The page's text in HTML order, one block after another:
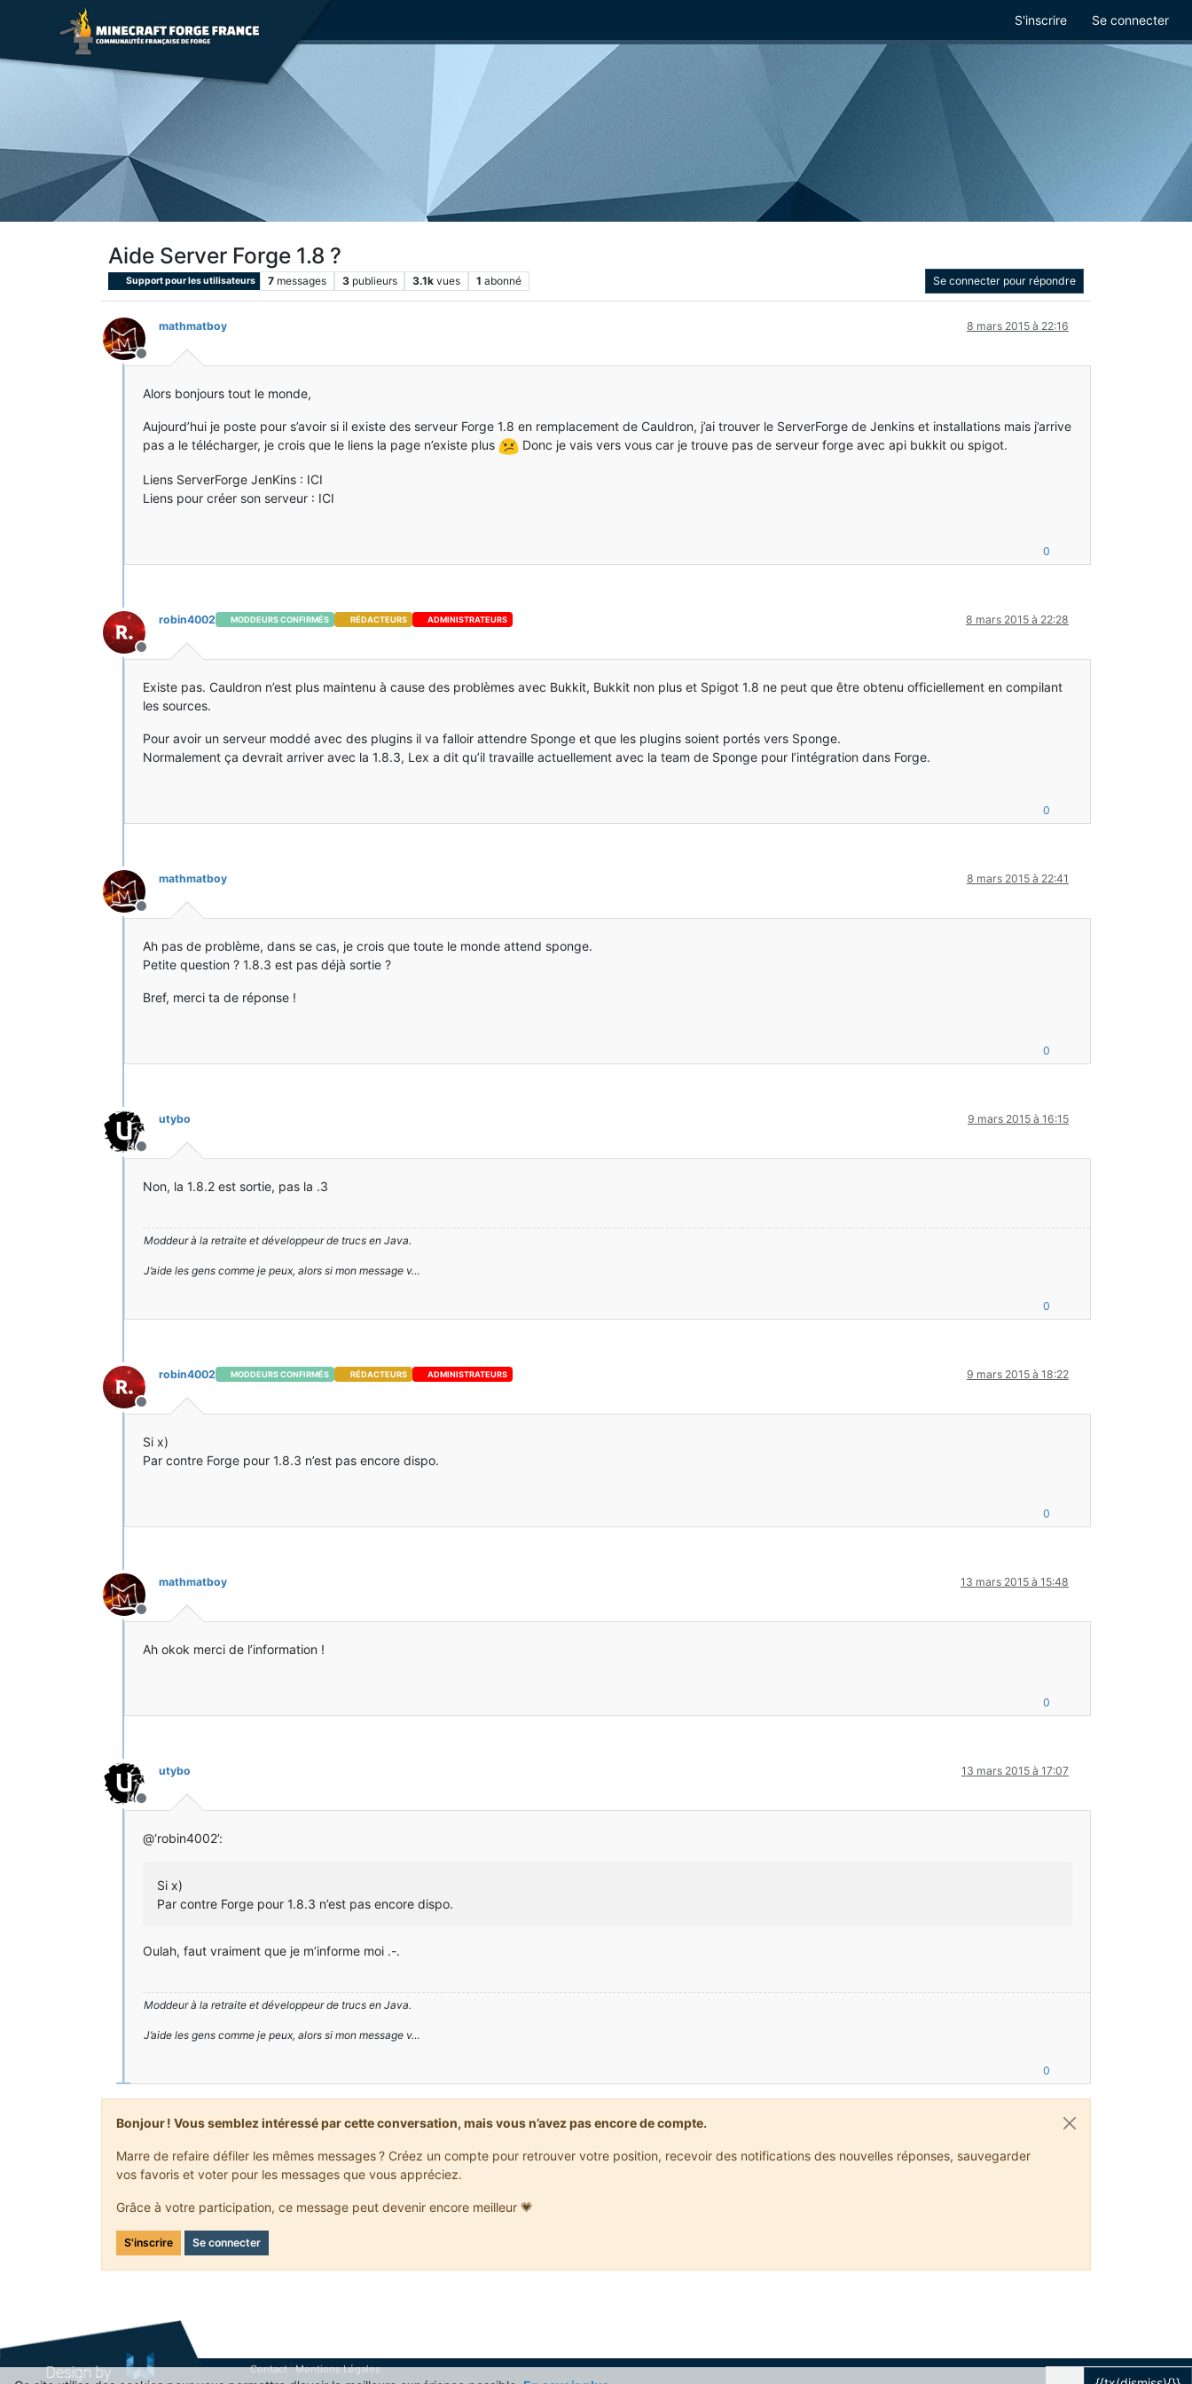
S'inscrire Se connecter
Aide Server Forge 1.8 ?
Support pour les utilisateurs 7 messages 3 publieurs 3.1k vues 1 abonné Se connecter pour répondre
Hors-ligne
mathmatboy 8 mars 2015 à 22:16
Alors bonjours tout le monde,
Aujourd’hui je poste pour s’avoir si il existe des serveur Forge 1.8 en remplacement de Cauldron, j’ai trouver le ServerForge de Jenkins et installations mais j’arrive
pas a le télécharger, je crois que le liens la page n’existe plus
Donc je vais vers vous car je trouve pas de serveur forge avec api bukkit ou spigot.
Liens ServerForge JenKins : ICI
Liens pour créer son serveur : ICI
0
Hors-ligne
robin4002 MODDEURS CONFIRMÉS RÉDACTEURS ADMINISTRATEURS 8 mars 2015 à 22:28
Existe pas. Cauldron n’est plus maintenu à cause des problèmes avec Bukkit, Bukkit non plus et Spigot 1.8 ne peut que être obtenu officiellement en compilant
les sources.
Pour avoir un serveur moddé avec des plugins il va falloir attendre Sponge et que les plugins soient portés vers Sponge.
Normalement ça devrait arriver avec la 1.8.3, Lex a dit qu’il travaille actuellement avec la team de Sponge pour l’intégration dans Forge.
0
Hors-ligne
mathmatboy 8 mars 2015 à 22:41
Ah pas de problème, dans se cas, je crois que toute le monde attend sponge.
Petite question ? 1.8.3 est pas déjà sortie ?
Bref, merci ta de réponse !
0
Hors-ligne
utybo 9 mars 2015 à 16:15
Non, la 1.8.2 est sortie, pas la .3
Moddeur à la retraite et développeur de trucs en Java.
J’aide les gens comme je peux, alors si mon message v…
0
Hors-ligne
robin4002 MODDEURS CONFIRMÉS RÉDACTEURS ADMINISTRATEURS 9 mars 2015 à 18:22
Si x)
Par contre Forge pour 1.8.3 n’est pas encore dispo.
0
Hors-ligne
mathmatboy 13 mars 2015 à 15:48
Ah okok merci de l’information !
0
Hors-ligne
utybo 13 mars 2015 à 17:07
@‘robin4002’:
Si x)
Par contre Forge pour 1.8.3 n’est pas encore dispo.
Oulah, faut vraiment que je m’informe moi .-.
Moddeur à la retraite et développeur de trucs en Java.
J’aide les gens comme je peux, alors si mon message v…
0
Bonjour ! Vous semblez intéressé par cette conversation, mais vous n’avez pas encore de compte.
Marre de refaire défiler les mêmes messages ? Créez un compte pour retrouver votre position, recevoir des notifications des nouvelles réponses, sauvegarder
vos favoris et voter pour les messages que vous appréciez.
Grâce à votre participation, ce message peut devenir encore meilleur 💗
S'inscrire Se connecter
Contact Mentions Légales